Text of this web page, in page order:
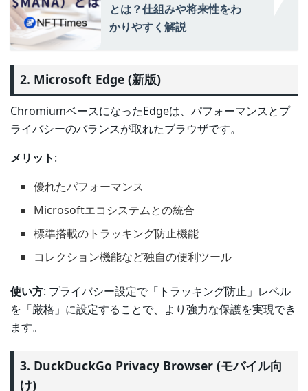
とは？仕組みや将来性をわ
かりやすく解説
2. Microsoft Edge (新版)
ChromiumベースになったEdgeは、パフォーマンスとプ
ライバシーのバランスが取れたブラウザです。
メリット:
優れたパフォーマンス
Microsoftエコシステムとの統合
標準搭載のトラッキング防止機能
コレクション機能など独自の便利ツール
使い方: プライバシー設定で「トラッキング防止」レベル
を「厳格」に設定することで、より強力な保護を実現でき
ます。
3. DuckDuckGo Privacy Browser (モバイル向
け)